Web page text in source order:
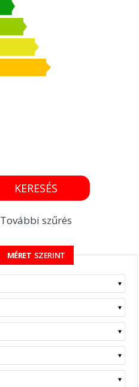
KERESÉS
További szűrés
MÉRET SZERINT